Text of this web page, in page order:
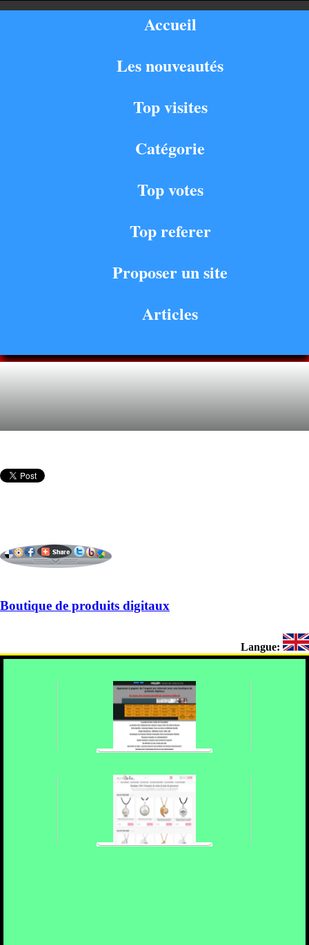
Accueil
Les nouveautés
Top visites
Catégorie
Top votes
Top referer
Proposer un site
Articles
Boutique de produits digitaux
Langue: